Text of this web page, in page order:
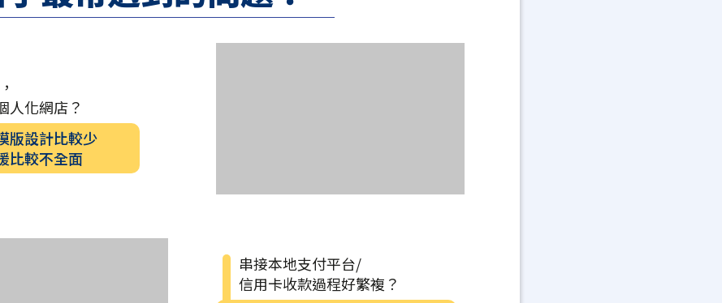
人化網店？
版設計比較少
比較不全面
串接本地支付平台/
信用卡收款過程好繁複？